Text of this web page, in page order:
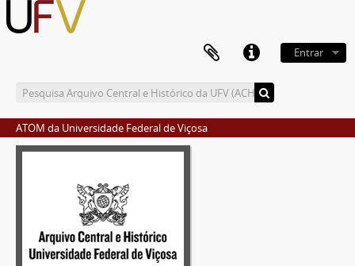
Entrar
ATOM da Universidade Federal de Viçosa